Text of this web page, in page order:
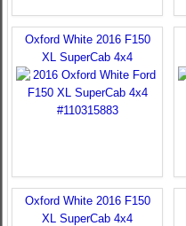
Oxford White 2016 F150
XL SuperCab 4x4
Oxford White 2016 F150
XL SuperCab 4x4